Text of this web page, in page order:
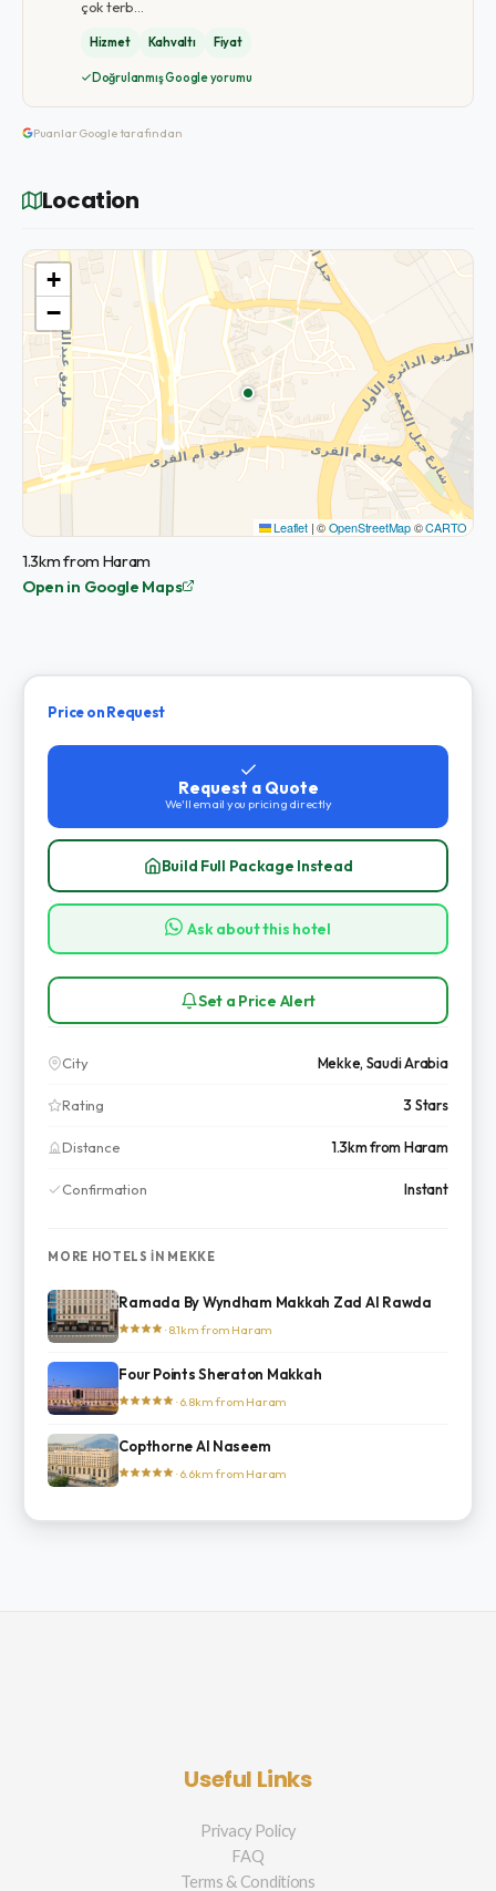
çok terb…
Hizmet Kahvaltı Fiyat
Doğrulanmış Google yorumu
Puanlar Google tarafından
Location
+
−
Leaflet |©OpenStreetMap©CARTO
1.3km from Haram
Open in Google Maps
Price on Request
Request a Quote
We'll email you pricing directly
Build Full Package Instead
Ask about this hotel
Set a Price Alert
City Mekke, Saudi Arabia
Rating 3 Stars
Distance 1.3km from Haram
Confirmation Instant
MORE HOTELS IN MEKKE
Ramada By Wyndham Makkah Zad Al Rawda
· 8.1km from Haram
Four Points Sheraton Makkah
· 6.8km from Haram
Copthorne Al Naseem
· 6.6km from Haram
Useful Links
Privacy Policy
FAQ
Terms & Conditions